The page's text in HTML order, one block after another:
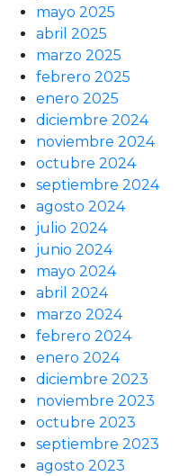
mayo 2025
abril 2025
marzo 2025
febrero 2025
enero 2025
diciembre 2024
noviembre 2024
octubre 2024
septiembre 2024
agosto 2024
julio 2024
junio 2024
mayo 2024
abril 2024
marzo 2024
febrero 2024
enero 2024
diciembre 2023
noviembre 2023
octubre 2023
septiembre 2023
agosto 2023